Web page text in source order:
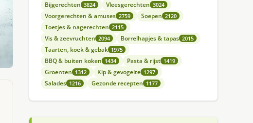
Bijgerechten 3824 Vleesgerechten 3024
Voorgerechten & amuses 2759 Soepen 2120
Toetjes & nagerechten 2115
Vis & zeevruchten 2094 Borrelhapjes & tapas 2015
Taarten, koek & gebak 1975
BBQ & buiten koken 1434 Pasta & rijst 1419
Groenten 1312 Kip & gevogelte 1297
Salades 1216 Gezonde recepten 1177